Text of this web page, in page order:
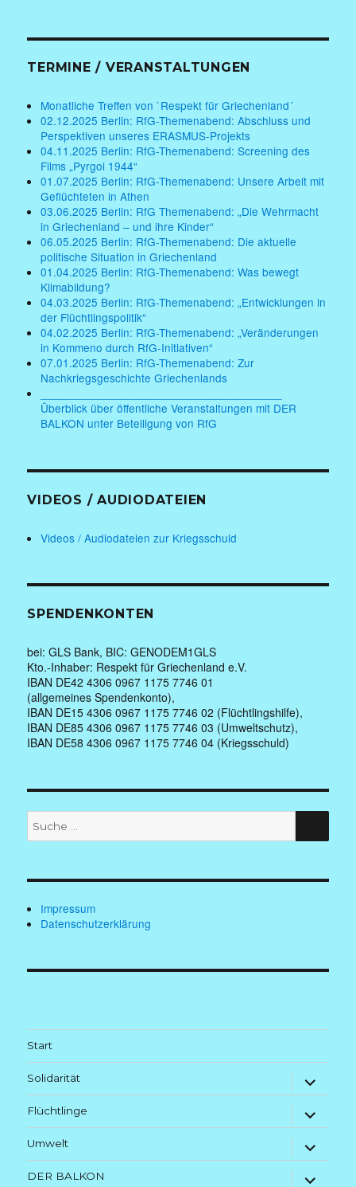
TERMINE / VERANSTALTUNGEN
Monatliche Treffen von `Respekt für Griechenland´
02.12.2025 Berlin: RfG-Themenabend: Abschluss und
Perspektiven unseres ERASMUS-Projekts
04.11.2025 Berlin: RfG-Themenabend: Screening des
Films „Pyrgoi 1944“
01.07.2025 Berlin: RfG-Themenabend: Unsere Arbeit mit
Geflüchteten in Athen
03.06.2025 Berlin: RfG Themenabend: „Die Wehrmacht
in Griechenland – und ihre Kinder“
06.05.2025 Berlin: RfG-Themenabend: Die aktuelle
politische Situation in Griechenland
01.04.2025 Berlin: RfG-Themenabend: Was bewegt
Klimabildung?
04.03.2025 Berlin: RfG-Themenabend: „Entwicklungen in
der Flüchtlingspolitik“
04.02.2025 Berlin: RfG-Themenabend: „Veränderungen
in Kommeno durch RfG-Initiativen“
07.01.2025 Berlin: RfG-Themenabend: Zur
Nachkriegsgeschichte Griechenlands
Überblick über öffentliche Veranstaltungen mit DER
BALKON unter Beteiligung von RfG
VIDEOS / AUDIODATEIEN
Videos / Audiodateien zur Kriegsschuld
SPENDENKONTEN
bei: GLS Bank, BIC: GENODEM1GLS
Kto.-Inhaber: Respekt für Griechenland e.V.
IBAN DE42 4306 0967 1175 7746 01
(allgemeines Spendenkonto),
IBAN DE15 4306 0967 1175 7746 02 (Flüchtlingshilfe),
IBAN DE85 4306 0967 1175 7746 03 (Umweltschutz),
IBAN DE58 4306 0967 1175 7746 04 (Kriegsschuld)
Suche
nach:
Impressum
Datenschutzerklärung
Start
Solidarität
Untermenü
anzeigen
Flüchtlinge
Untermenü
anzeigen
Umwelt
Untermenü
anzeigen
DER BALKON
Untermenü